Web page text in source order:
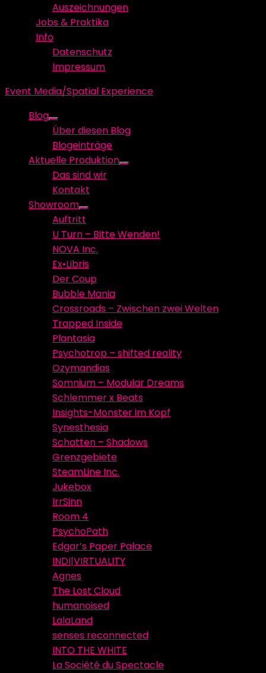
Auszeichnungen
Jobs & Praktika
Info
Datenschutz
Impressum
Event Media/Spatial Experience
Blog
Show
sub
menu
Über diesen Blog
Blogeinträge
Aktuelle Produktion
Show
Das sind wir
Kontakt
Showroom
Show
sub
menu
Auftritt
U Turn – Bitte Wenden!
NOVA Inc.
Ex•Libris
Der Coup
Bubble Mania
Crossroads – Zwischen zwei Welten
Trapped Inside
Plantasia
Psychotrop – shifted reality
Ozymandias
Somnium – Modular Dreams
Schlemmer x Beats
Insights-Monster im Kopf
Synesthesia
Schatten – Shadows
Grenzgebiete
SteamLine Inc.
Jukebox
IrrSinn
Room 4
PsychoPath
Edgar’s Paper Palace
INDI|VIRTUALITY
Agnes
The Lost Cloud
humanoised
LalaLand
senses reconnected
INTO THE WHITE
La Société du Spectacle